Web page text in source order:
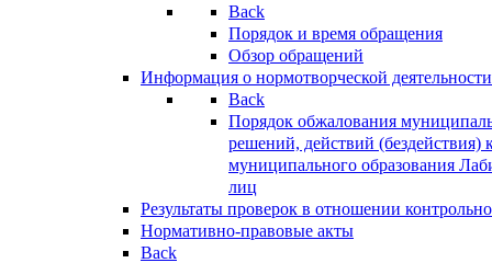
Back
Порядок и время обращения
Обзор обращений
Информация о нормотворческой деятельности
Back
Порядок обжалования
решений, действий (бездействия)
муниципального образования
лиц
Результаты проверок в отношении
Нормативно-правовые акты
Back